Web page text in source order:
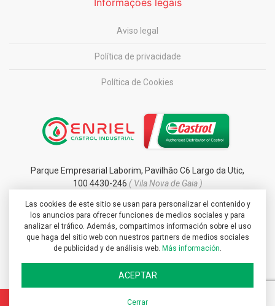
Aviso legal
Política de privacidade
Política de Cookies
Parque Empresarial Laborim, Pavilhâo C6 Largo da Utic,
100 4430-246 ( Vila Nova de Gaia )
info@enrielcastrolindustrial.com
+351 227 137 500
Las cookies de este sitio se usan para personalizar el contenido y
los anuncios para ofrecer funciones de medios sociales y para
analizar el tráfico. Además, compartimos información sobre el uso
que haga del sitio web con nuestros partners de medios sociales
de publicidad y de análisis web. Más información.
ACEPTAR
Cerrar